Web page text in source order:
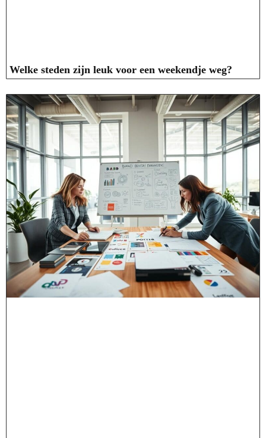
Welke steden zijn leuk voor een weekendje weg?